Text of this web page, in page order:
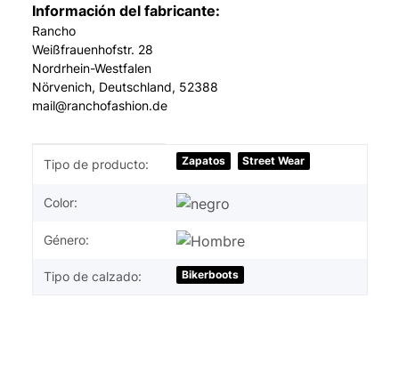
Información del fabricante:
Rancho
Weißfrauenhofstr. 28
Nordrhein-Westfalen
Nörvenich, Deutschland, 52388
mail@ranchofashion.de
#productDetails.itemInformation#
#productDetails.itemValue#
Tipo de producto: Zapatos Street Wear
Color:
Género:
Tipo de calzado: Bikerboots